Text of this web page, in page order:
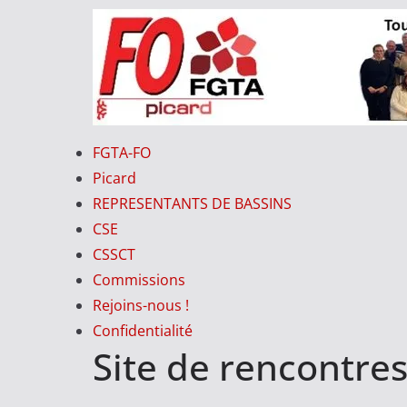
Passer
contenu
FO-
PICARD
V
o
t
r
e
S
y
FGTA-FO
Picard
REPRESENTANTS DE BASSINS
CSE
CSSCT
Commissions
Rejoins-nous !
Confidentialité
Site de